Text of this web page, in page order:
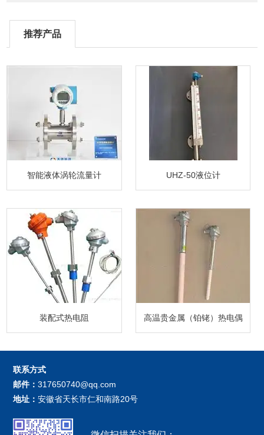
推荐产品
智能液体涡轮流量计 UHZ-50液位计
装配式热电阻 高温贵金属（铂铑）热电偶
联系方式
邮件：317650740@qq.com
地址：安徽省天长市仁和南路20号